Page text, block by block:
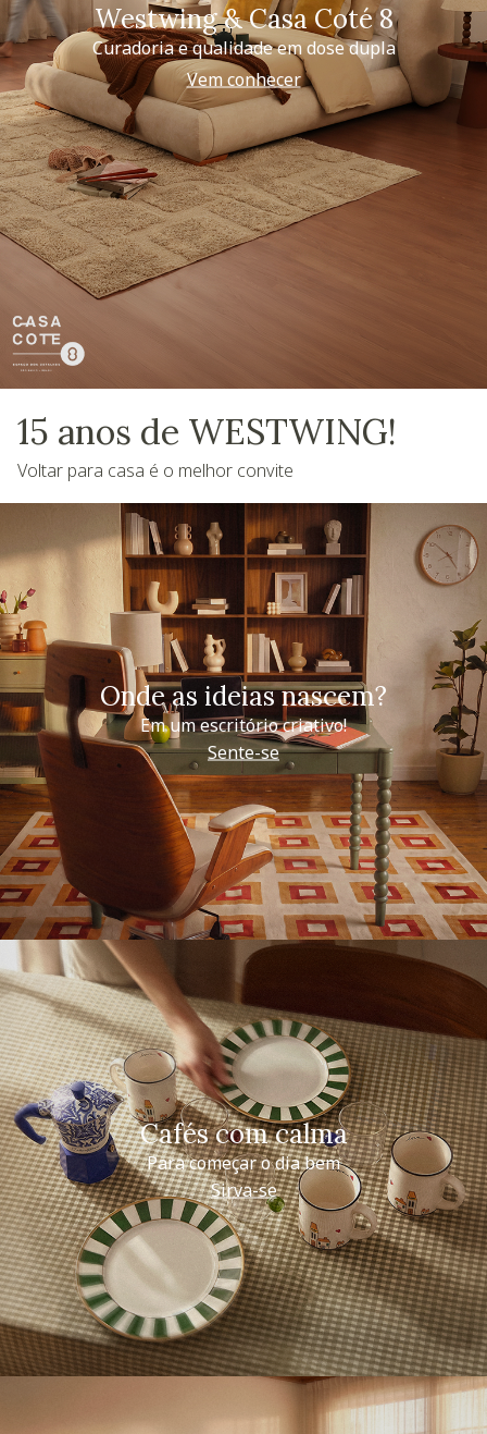
Westwing & Casa Coté 8
Curadoria e qualidade em dose dupla
Vem conhecer
15 anos de WESTWING!
Voltar para casa é o melhor convite
Onde as ideias nascem?
Em um escritório criativo!
Sente-se
Cafés com calma
Para começar o dia bem
Sirva-se